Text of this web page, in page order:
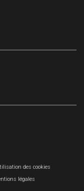
des cookies
légales